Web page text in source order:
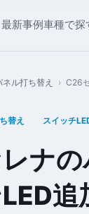
最新事例車種で探
ル打ち替え › C26
替え スイッチ
ナの
追